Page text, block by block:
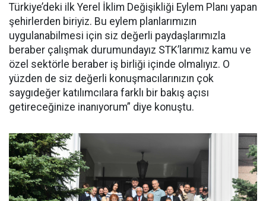
Türkiye’deki ilk Yerel İklim Değişikliği Eylem Planı yapan
şehirlerden biriyiz. Bu eylem planlarımızın
uygulanabilmesi için siz değerli paydaşlarımızla
beraber çalışmak durumundayız STK’larımız kamu ve
özel sektörle beraber iş birliği içinde olmalıyız. O
yüzden de siz değerli konuşmacılarınızın çok
saygıdeğer katılımcılara farklı bir bakış açısı
getireceğinize inanıyorum” diye konuştu.